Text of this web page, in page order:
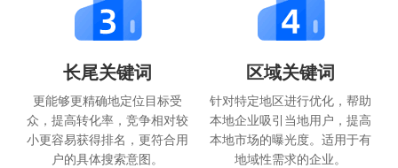
长尾关键词
更能够更精确地定位目标受
众，提高转化率，竞争相对较
小更容易获得排名，更符合用
户的具体搜索意图。
区域关键词
针对特定地区进行优化，帮助
本地企业吸引当地用户，提高
本地市场的曝光度。适用于有
地域性需求的企业。